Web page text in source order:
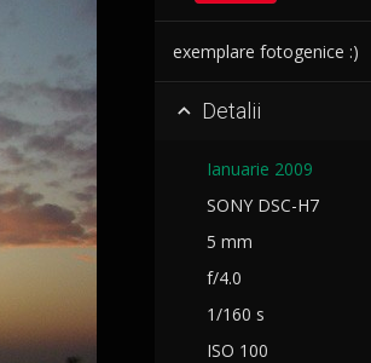
exemplare fotogenice :)
 Detalii
Ianuarie 2009
SONY DSC-H7
5 mm
f/4.0
1/160 s
ISO 100